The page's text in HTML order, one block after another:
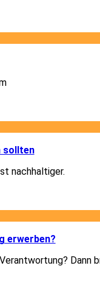
sollten
nachhaltiger.
erwerben?
Dann